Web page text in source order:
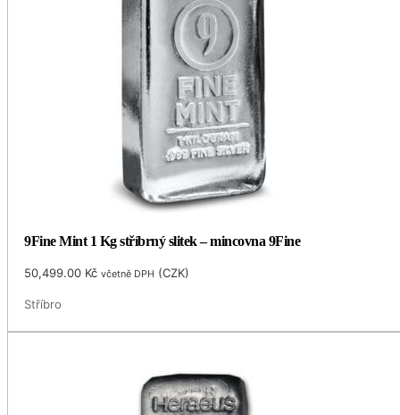
9Fine Mint 1 Kg stříbrný slitek – mincovna 9Fine
50,499.00 Kč včetně DPH (CZK)
Stříbro